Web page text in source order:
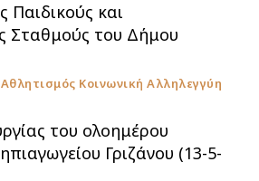
Παιδικούς και
Σταθμούς του Δήμου
Κοινωνική Αλληλεγγύη
του ολοημέρου
Γριζάνου (13-5-